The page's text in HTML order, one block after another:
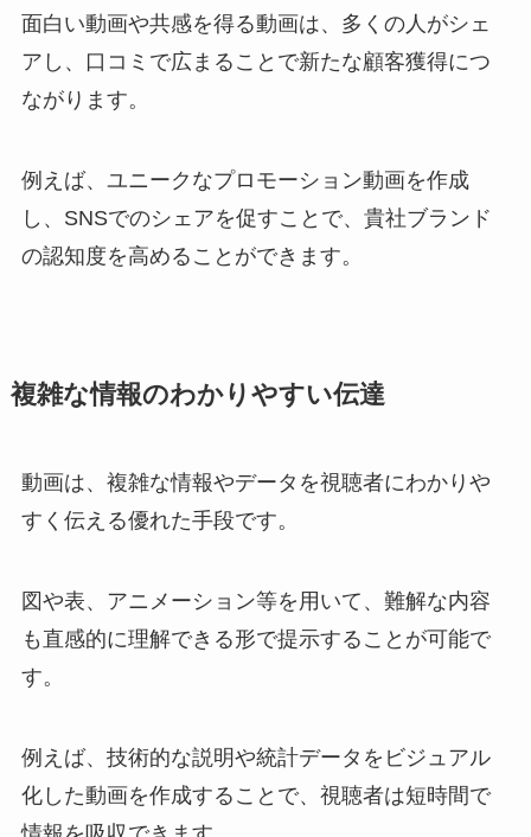
面白い動画や共感を得る動画は、多くの人がシェ
アし、口コミで広まることで新たな顧客獲得につ
ながります。
例えば、ユニークなプロモーション動画を作成
し、SNSでのシェアを促すことで、貴社ブランド
の認知度を高めることができます。
複雑な情報のわかりやすい伝達
動画は、複雑な情報やデータを視聴者にわかりや
すく伝える優れた手段です。
図や表、アニメーション等を用いて、難解な内容
も直感的に理解できる形で提示することが可能で
す。
例えば、技術的な説明や統計データをビジュアル
化した動画を作成することで、視聴者は短時間で